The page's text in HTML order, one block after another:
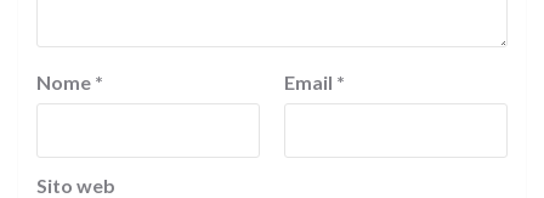
Nome * Email *
Sito web